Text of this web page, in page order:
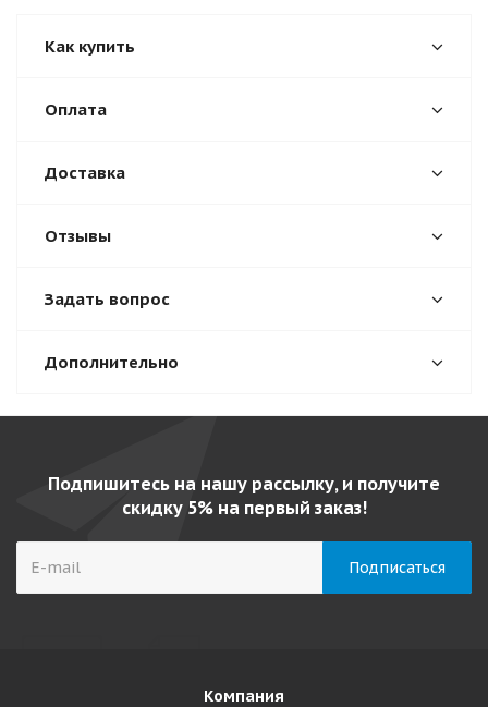
Как купить
Оплата
Доставка
Отзывы
Задать вопрос
Дополнительно
Подпишитесь на нашу рассылку, и получите
скидку 5% на первый заказ!
Компания